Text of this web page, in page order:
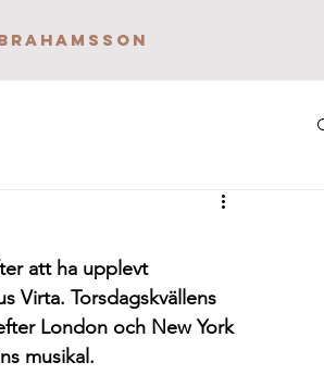
att ha upplevt
Virta. Torsdagskvällens
London och New York
musikal.